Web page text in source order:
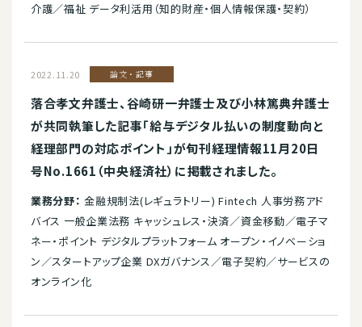
介護／福祉 データ利活用（知的財産・個人情報保護・契約）
2022.11.20 論文・記事
落合孝文弁護士、谷崎研一弁護士及び小林篤典弁護士
が共同執筆した記事「給与デジタル払いの制度動向と
経理部門の対応ポイント」が旬刊経理情報11月20日
号No.1661（中央経済社）に掲載されました。
業務分野： 金融規制法(レギュラトリー) Fintech 人事労務アド
バイス 一般企業法務 キャッシュレス・決済／資金移動／電子マ
ネー・ポイント デジタルプラットフォーム オープン・イノベーショ
ン／スタートアップ企業 DXガバナンス／電子契約／サービスの
オンライン化